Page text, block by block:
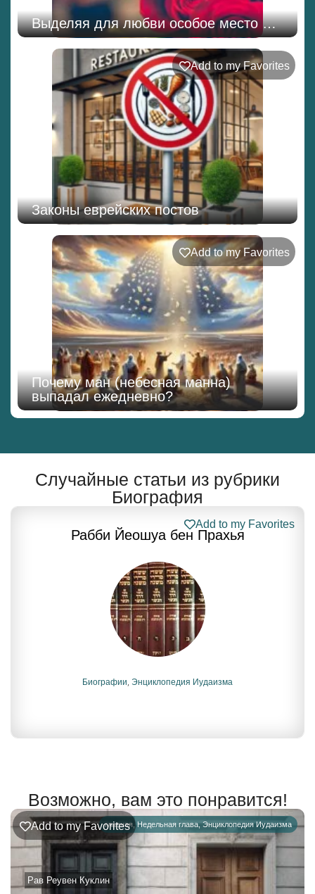
Выделяя для любви особое место …
Add to my Favorites
Законы еврейских постов
Add to my Favorites
Почему ман (небесная манна)
выпадал ежедневно?
Случайные статьи из рубрики
Биография
Рабби Йеошуа бен Прахья
Add to my Favorites
Биографии, Энциклопедия Иудаизма
Возможно, вам это понравится!
главная, Недельная глава,Энциклопедия Иудаизма
Рав Реувен Куклин
Add to my Favorites